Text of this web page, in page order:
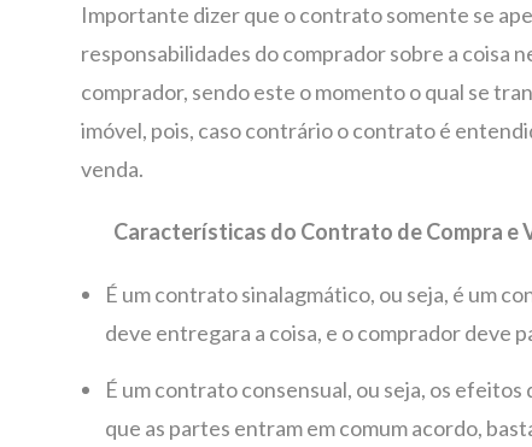
Importante dizer que o contrato somente se
responsabilidades do comprador sobre a coisa
comprador, sendo este o momento o qual se
imóvel, pois, caso contrário o contrato é
venda.
Características do Contrato de Compra e
É um contrato sinalagmático, ou seja, é um
deve entregara a coisa, e o comprador deve
É um contrato consensual, ou seja, os
que as partes entram em comum acordo,